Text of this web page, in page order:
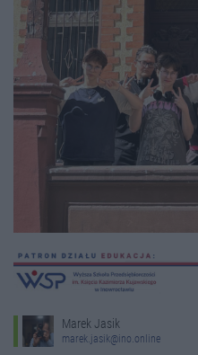
Marek Jasik
marek.jasik@ino.online